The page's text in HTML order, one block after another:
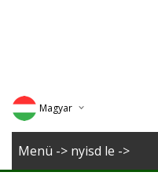
Magyar
Deutsch
Menü -> nyisd le ->